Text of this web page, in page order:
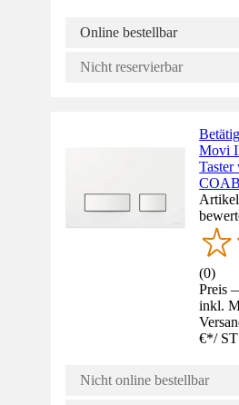
Online bestellbar
Nicht reservierbar
Movi
Taster
(0)
Preis
inkl.
€*/ ST
Nicht online bestellbar